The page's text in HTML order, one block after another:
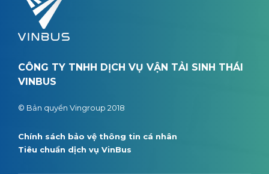
CÔNG TY TNHH DỊCH VỤ VẬN TẢI SINH THÁI
VINBUS
© Bản quyền Vingroup 2018
Chính sách bảo vệ thông tin cá nhân
Tiêu chuẩn dịch vụ VinBus